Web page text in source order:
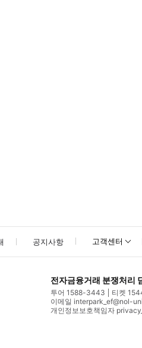
공지사항 고객센터
전자금융거래 분쟁처리
투어 1588-3443
티켓
이메일 interpark_ef@nol-
개인정보보호책임자